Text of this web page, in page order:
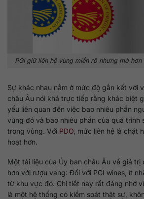
PGI giữ liên hệ vùng miền rõ nhưng mở hơn
Sự khác nhau nằm ở mức độ gắn kết với
châu Âu nói khá trực tiếp rằng khác biệt
yếu liên quan đến việc bao nhiêu phần
vùng đó và bao nhiêu phần của quá trình
trong vùng. Với PDO , mức liên hệ là chặt
hoạt hơn.
Một tài liệu của Ủy ban châu Âu về giá trị
hơn với rượu vang: Đối với PGI wines, ít
từ khu vực đó. Chi tiết này rất đáng nhớ
là một hệ thống có kiểm soát thật sự,